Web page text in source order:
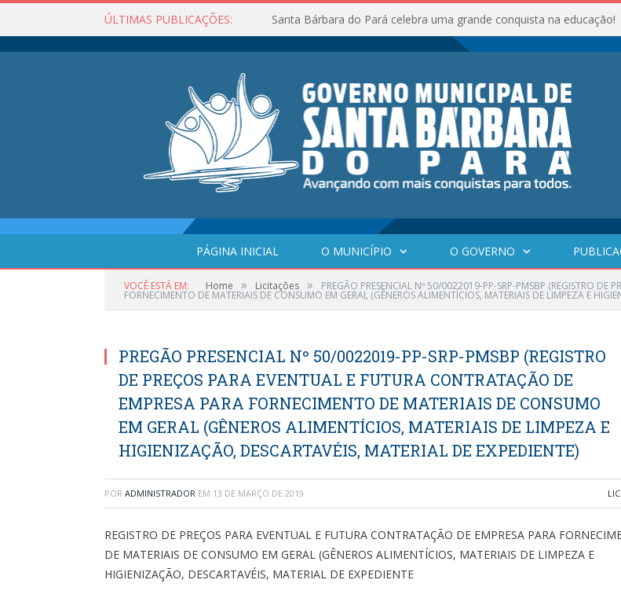
ÚLTIMAS PUBLICAÇÕES: Santa Bárbara do Pará celebra uma grande conquista na educação!
PÁGINA INICIAL O MUNICÍPIO O GOVERNO
VOCÊ ESTÁ EM: Home » Licitações » PREGÃO PRESENCIAL Nº 50/0022019-PP-SRP-PMSBP (REGISTRO DE
FORNECIMENTO DE MATERIAIS DE CONSUMO EM GERAL (GÊNEROS ALIMENTÍCIOS, MATERIAIS DE LIMPEZA E
PREGÃO PRESENCIAL Nº 50/0022019-PP-SRP-PMSBP (REGISTRO
DE PREÇOS PARA EVENTUAL E FUTURA CONTRATAÇÃO DE
EMPRESA PARA FORNECIMENTO DE MATERIAIS DE CONSUMO
EM GERAL (GÊNEROS ALIMENTÍCIOS, MATERIAIS DE LIMPEZA E
HIGIENIZAÇÃO, DESCARTAVÉIS, MATERIAL DE EXPEDIENTE)
POR ADMINISTRADOR EM 13 DE MARÇO DE 2019
REGISTRO DE PREÇOS PARA EVENTUAL E FUTURA CONTRATAÇÃO DE EMPRESA PARA
DE MATERIAIS DE CONSUMO EM GERAL (GÊNEROS ALIMENTÍCIOS, MATERIAIS DE LIMPEZA E
HIGIENIZAÇÃO, DESCARTAVÉIS, MATERIAL DE EXPEDIENTE